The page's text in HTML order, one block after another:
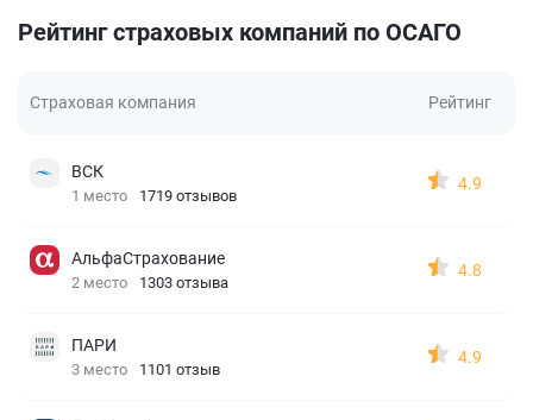
Рейтинг страховых компаний по ОСАГО
Страховая компания Рейтинг
ВСК
1 место 1719 отзывов
4.9
АльфаСтрахование
2 место 1303 отзыва
4.8
ПАРИ
3 место 1101 отзыв
4.9